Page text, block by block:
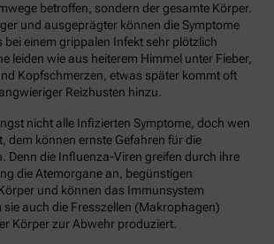
betroffen, sondern der gesamte Körper.
und ausgeprägter können die Symptome
bei einem grippalen Infekt sehr plötzlich
leiden wie aus heiterem Himmel unter Fieber,
Kopfschmerzen, etwas später kommt oft
Reizhusten hinzu.
nicht alle Infizierten Symptome, doch wen
dem können ernste Gefahren für die
Denn die Influenza-Viren greifen durch ihre
die Atemorgane an, begünstigen
und können das Immunsystem
auch die Fresszellen (Makrophagen)
Körper zur Abwehr produziert.